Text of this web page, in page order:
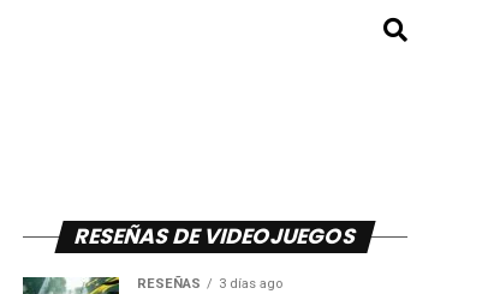
RESEÑAS DE VIDEOJUEGOS
RESEÑAS 3 días ago